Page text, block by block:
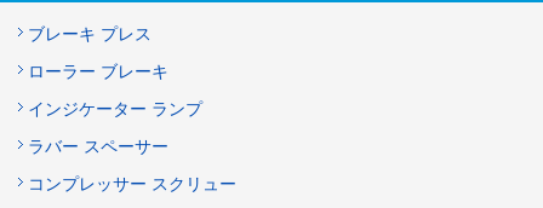
ブレーキ プレス
ローラー ブレーキ
インジケーター ランプ
ラバー スペーサー
コンプレッサー スクリュー